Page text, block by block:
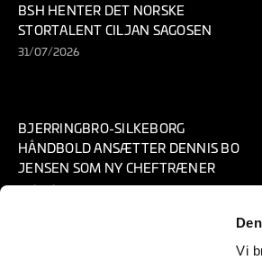
Vi
BSH HENTER DET NORSKE
STORTALENT CILJAN SAGOSEN
31/07/2026
BJERRINGBRO-SILKEBORG
HÅNDBOLD ANSÆTTER DENNIS BO
JENSEN SOM NY CHEFTRÆNER
23/06/2026